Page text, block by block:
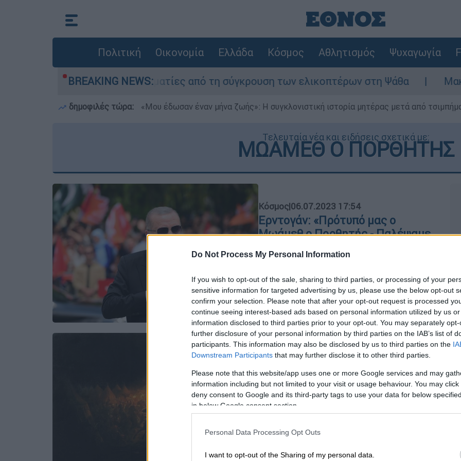
Do Not Process My Personal Information
If you wish to opt-out of the sale, sharing to third parties, or processing of your
sensitive information for targeted advertising by us, please use the below opt-out
confirm your selection. Please note that after your opt-out request is processed
continue seeing interest-based ads based on personal information utilized by us
information disclosed to third parties prior to your opt-out. You may separately
further disclosure of your personal information by third parties on the IAB’s list of
participants. This information may also be disclosed by us to third parties on the
Downstream Participants that may further disclose it to other third parties.
Please note that this website/app uses one or more Google services and may
information including but not limited to your visit or usage behaviour. You may
deny consent to Google and its third-party tags to use your data for below
in below Google consent section.
Personal Data Processing Opt Outs
I want to opt-out of the Sharing of my personal data.
Πολιτική Οικονομία Ελλάδα Κόσμος Αθλητισμός Ψυχαγωγία
BREAKING NEWS:
κατέθεσαν οι δύο τραυματίες από τη σύγκρουση των ελικοπτέρων στη Ψάθα
δημοφιλές τώρα: «Μου έδωσαν έναν μήνα ζωής»: Η συγκλονιστική ιστορία μητέρας μετά από
Τελευταία νέα και ειδήσεις σχετικά με:
ΜΩΑΜΕΘ Ο ΠΟΡΘΗΤΗΣ
Κόσμος|06.07.2023 17:54
Ερντογάν: «Πρότυπό μας ο
Μωάμεθ ο Πορθητής - Παλέψαμε
και νικήσαμε»
Ο Τούρκος πρόεδρος εξήρε τη νίκη
του στις εκλογές
Σαν Σήμερα |17.06.2023 00:00
Μόνο ένας άνθρωπος έκανε τον
να δακρύσει και να τραπεί σε φυγή
– Ποιος και τι λύγισαν τον
θηριώδη Σουλτάνο που πάτησε την
Οι Δυτικοί έχουν καταχωρίσει τον
Μωάμεθ τον Β' στους αιμοδιψείς